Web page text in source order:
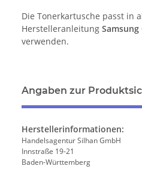
Die Tonerkartusche passt in
Herstelleranleitung Samsung
verwenden.
Angaben zur
Herstellerinformationen:
Handelsagentur Silhan GmbH
Innstraße 19-21
Baden-Württemberg